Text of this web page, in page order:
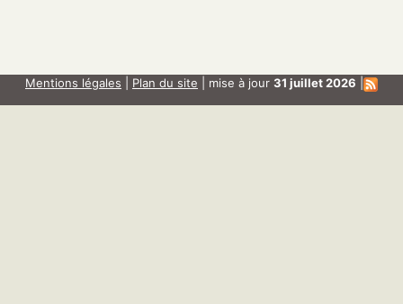
Repas de Noël
Mentions légales Plan du site | mise à jour 31 juillet 2026